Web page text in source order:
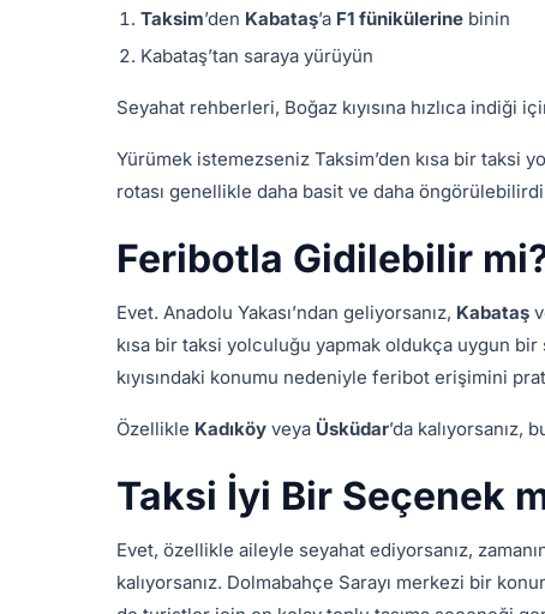
Taksim’den Kabataş’a F1 fünikülerine binin
Kabataş’tan saraya yürüyün
Seyahat rehberleri, Boğaz kıyısına hızlıca indiği
Yürümek istemezseniz Taksim’den kısa bir taksi
rotası genellikle daha basit ve daha
Feribotla Gidilebilir
Evet. Anadolu Yakası’ndan geliyorsanız, Kabataş
kısa bir taksi yolculuğu yapmak oldukça uygun
kıyısındaki konumu nedeniyle feribot erişimini
Özellikle Kadıköy veya Üsküdar’da
Taksi İyi Bir Seçenek
Evet, özellikle aileyle seyahat ediyorsanız,
kalıyorsanız. Dolmabahçe Sarayı merkezi bir